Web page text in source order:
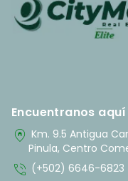
Encuentranos aquí
home_pin Km. 9.5 Antigua
Pinula, Centro
phone_in_talk (+502) 6646-6823